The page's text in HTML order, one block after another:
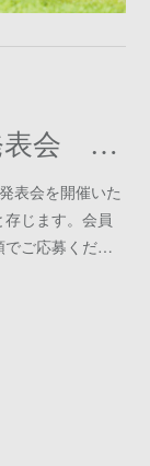
2024 年度東京公開研究発表会 発表者募集
表会を開催いた
じます。会員
でご応募くだ…